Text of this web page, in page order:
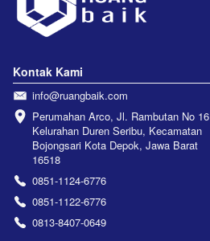
Kontak Kami
info@ruangbaik.com
Perumahan Arco, Jl. Rambutan No 16
Kelurahan Duren Seribu, Kecamatan
Bojongsari Kota Depok, Jawa Barat
16518
0851-1124-6776
0851-1122-6776
0813-8407-0649